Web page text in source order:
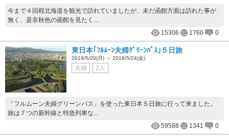
今まで４回程北海道を観光で訪れていましたが、未だ函館方面は訪れた事が
無く、是非秋色の函館を見たく...
15306
1760 0
東日本｢ﾌﾙﾑｰﾝ夫婦ｸﾞﾘｰﾝﾊﾟｽ｣５日旅
2019/5/20(月) ～ 2019/5/24(金)
夫婦 2人
「フルムーン夫婦グリーンパス」を使った東日本５日旅に行って来ました。
旅は７つの新幹線と特急列車な...
59588
1341 0